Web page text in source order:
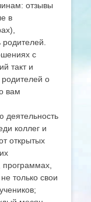
отзывы
в
с
такт и
о
вам
деятельность
коллег и
открытых
программах,
только свои